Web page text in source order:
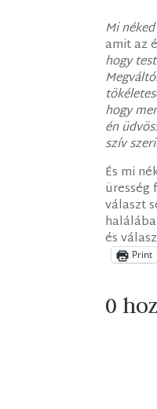
Mi
amit az
hogy
hogy
én
szív
És mi
választ
és
Print
0